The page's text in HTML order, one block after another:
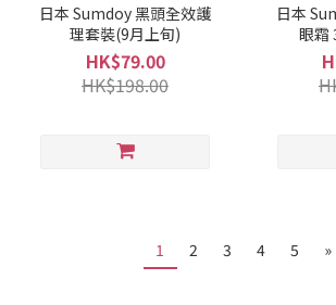
日本 Sumdoy 黑頭全效護
理套裝(9月上旬)
HK$79.00
HK$198.00
日本
眼霜
1 2 3 4 5 »